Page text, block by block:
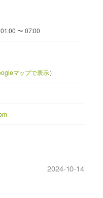
〜 07:00
マップで表示）
2024-10-14